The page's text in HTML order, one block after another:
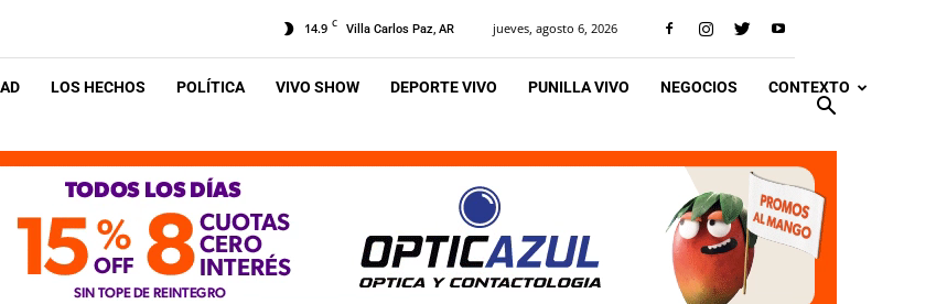
14.9 C Villa Carlos Paz, AR jueves, agosto 6, 2026
LOS HECHOS POLÍTICA VIVO SHOW DEPORTE VIVO PUNILLA VIVO NEGOCIOS CONTEXTO